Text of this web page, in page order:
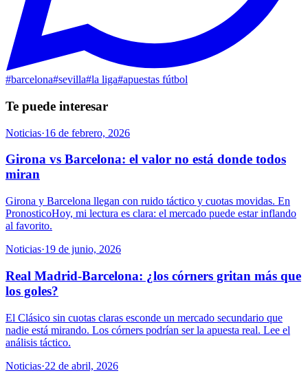
#barcelona#sevilla#la liga#apuestas fútbol
Te puede interesar
Noticias·16 de febrero, 2026
Girona vs Barcelona: el valor no está donde todos
miran
Girona y Barcelona llegan con ruido táctico y cuotas movidas. En
PronosticoHoy, mi lectura es clara: el mercado puede estar inflando
al favorito.
Noticias·19 de junio, 2026
Real Madrid-Barcelona: ¿los córners gritan más que
los goles?
El Clásico sin cuotas claras esconde un mercado secundario que
nadie está mirando. Los córners podrían ser la apuesta real. Lee el
análisis táctico.
Noticias·22 de abril, 2026